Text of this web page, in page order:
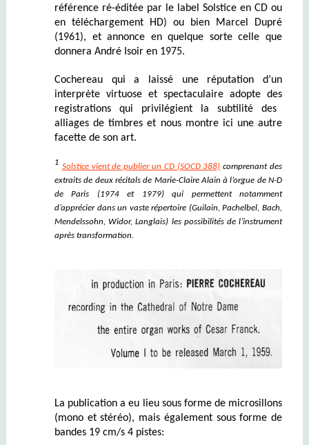
référence ré-éditée par le label Solstice en CD ou
en téléchargement HD) ou bien Marcel Dupré
(1961), et annonce en quelque sorte celle que
donnera André Isoir en 1975.
Cochereau qui a laissé une réputation d’un
interprète virtuose et spectaculaire adopte des
registrations qui privilégient la subtilité des
alliages de timbres et nous montre ici une autre
facette de son art.
1 Solstice vient de publier un CD (SOCD 388) comprenant des
extraits de deux récitals de Marie-Claire Alain à l’orgue de N-D
de Paris (1974 et 1979) qui permettent notamment
d’apprécier dans un vaste répertoire (Guilain, Pachelbel, Bach,
Mendelssohn, Widor, Langlais) les possibilités de l’instrument
après transformation.
La publication a eu lieu sous forme de microsillons
(mono et stéréo), mais également sous forme de
bandes 19 cm/s 4 pistes: